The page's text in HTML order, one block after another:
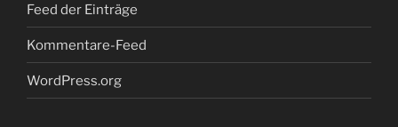
Feed der Einträge
Kommentare-Feed
WordPress.org